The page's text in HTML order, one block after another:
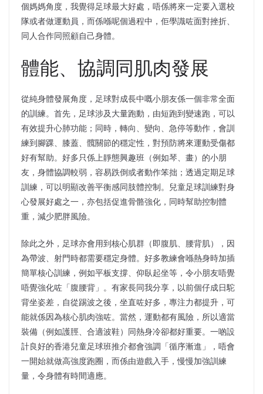
個媽媽角度，我覺得足球最大好處，唔係將來一定要入選校
隊或者做運動員，而係喺呢個過程中，佢學識咗面對挫折、
同人合作同照顧自己身體。
體能、協調同肌肉發展
從純身體發展角度，足球對成長中嘅小朋友係一個非常全面
的訓練。首先，足球涉及大量跑動，由短跑到變速跑，可以
有效提升心肺功能；同時，轉向、變向、急停等動作，會訓
練到腳踝、膝蓋、髖關節的穩定性，對預防將來運動受傷都
好有幫助。好多只係上靜態興趣班（例如琴、畫）的小朋
友，身體協調較弱，容易跌倒或者動作笨拙；透過定期足球
訓練，可以明顯改善平衡感同肢體控制。兒童足球訓練對身
心發展好處之一，亦包括促進骨骼強化，同時幫助控制體
重，減少肥胖風險。
除此之外，足球亦會用到核心肌群（即腹肌、腰背肌），因
為帶波、射門時都需要穩定身體。好多教練會喺熱身時加插
簡單核心訓練，例如平板支撐、仰臥起坐等，令小朋友唔覺
唔覺強化咗「腹腰背」。有家長同我分享，以前個仔成日駝
背坐姿差，自從踢波之後，坐直咗好多，專注力都提升，可
能就係因為核心肌肉強咗。當然，運動都有風險，所以適當
裝備（例如護脛、合適波鞋）同熱身冷卻都好重要。一啲設
計良好的香港兒童足球班推介都會強調「循序漸進」，唔會
一開始就做高強度跑圈，而係由遊戲入手，慢慢加強訓練
量，令身體有時間適應。